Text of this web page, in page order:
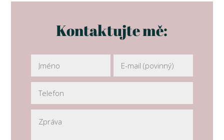
Kontaktujte mě: